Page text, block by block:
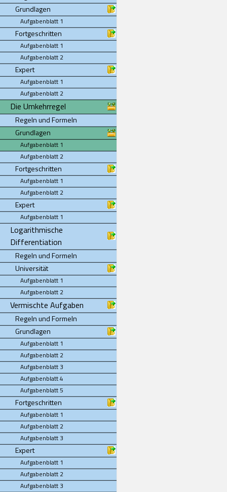
Grundlagen
Aufgabenblatt 1
Fortgeschritten
Aufgabenblatt 1
Aufgabenblatt 2
Expert
Aufgabenblatt 1
Aufgabenblatt 2
Die Umkehrregel
Regeln und Formeln
Grundlagen
Aufgabenblatt 1
Aufgabenblatt 2
Fortgeschritten
Aufgabenblatt 1
Aufgabenblatt 2
Expert
Aufgabenblatt 1
Logarithmische
Differentiation
Regeln und Formeln
Universität
Aufgabenblatt 1
Aufgabenblatt 2
Vermischte Aufgaben
Regeln und Formeln
Grundlagen
Aufgabenblatt 1
Aufgabenblatt 2
Aufgabenblatt 3
Aufgabenblatt 4
Aufgabenblatt 5
Fortgeschritten
Aufgabenblatt 1
Aufgabenblatt 2
Aufgabenblatt 3
Expert
Aufgabenblatt 1
Aufgabenblatt 2
Aufgabenblatt 3